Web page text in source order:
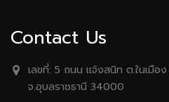
Contact Us
เลขที่: 5 ถนน เเจ้งสนิท ต.ในเมือ
จ.อุบลราชธานี 34000